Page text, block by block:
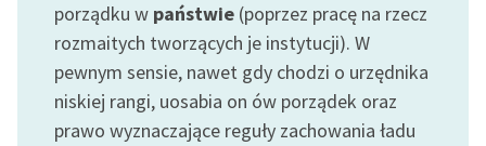
E-kolekcja lektur
szkolnych i literatury do
słuchania dla uczennic i
uczniów z
niepełnosprawnościami
porządku w państwie (poprzez pracę na rzecz
rozmaitych tworzących je instytucji). W
pewnym sensie, nawet gdy chodzi o urzędnika
niskiej rangi, uosabia on ów porządek oraz
prawo wyznaczające reguły zachowania ładu